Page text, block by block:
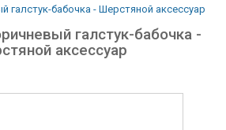
галстук-бабочка - Шерстяной аксессуар
галстук-бабочка -
аксессуар